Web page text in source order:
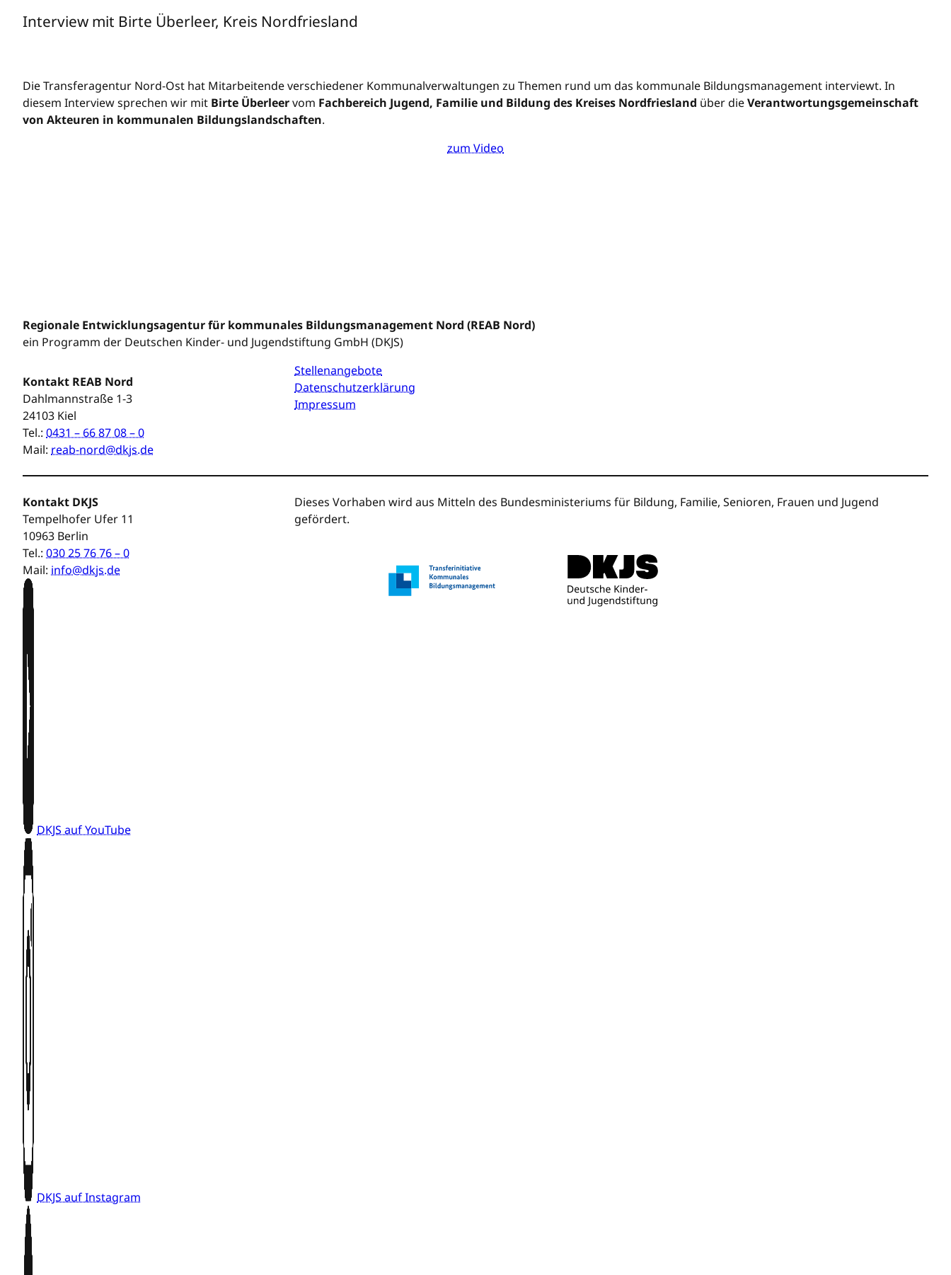
Interview mit Birte Überleer, Kreis Nordfriesland
Die Transferagentur Nord-Ost hat Mitarbeitende verschiedener Kommunalverwaltungen zu Themen rund um das kommunale Bildungsmanagement interviewt. In
diesem Interview sprechen wir mit Birte Überleervom Fachbereich Jugend, Familie und Bildung des Kreises Nordfriesland über dieVerantwortungsgemeinschaft
von Akteuren in kommunalen Bildungslandschaften.
zum Video
Regionale Entwicklungsagentur für kommunales Bildungsmanagement Nord (REAB Nord)
ein Programm der Deutschen Kinder- und Jugendstiftung GmbH (DKJS)
Kontakt REAB Nord
Dahlmannstraße 1-3
24103 Kiel
Tel.: 0431 – 66 87 08 – 0
Mail: reab-nord@dkjs.de
Stellenangebote
Datenschutzerklärung
Impressum
Kontakt DKJS
Tempelhofer Ufer 11
10963 Berlin
Tel.: 030 25 76 76 – 0
Mail: info@dkjs.de
DKJS auf YouTube
DKJS auf Instagram
Dieses Vorhaben wird aus Mitteln des Bundesministeriums für Bildung, Familie, Senioren, Frauen und Jugend
gefördert.